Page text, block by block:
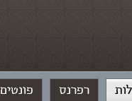
רפרנס פונטים